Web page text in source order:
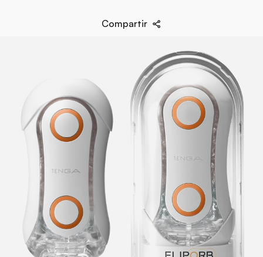
4560220557433
11,5 cm
Tenga
Material
Elastómero Termoplástico
Compartir